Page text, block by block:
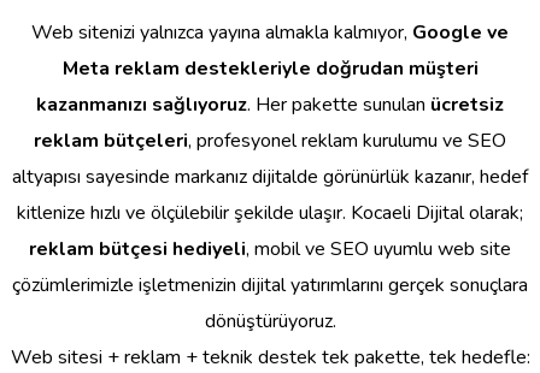
Web sitenizi yalnızca yayına almakla kalmıyor, Google ve
Meta reklam destekleriyle doğrudan müşteri
kazanmanızı sağlıyoruz. Her pakette sunulan ücretsiz
reklam bütçeleri, profesyonel reklam kurulumu ve SEO
altyapısı sayesinde markanız dijitalde görünürlük kazanır, hedef
kitlenize hızlı ve ölçülebilir şekilde ulaşır. Kocaeli Dijital olarak;
reklam bütçesi hediyeli, mobil ve SEO uyumlu web site
çözümlerimizle işletmenizin dijital yatırımlarını gerçek sonuçlara
dönüştürüyoruz.
Web sitesi + reklam + teknik destek tek pakette, tek hedefle: